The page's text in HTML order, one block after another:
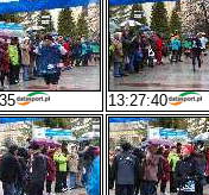
13:27:40